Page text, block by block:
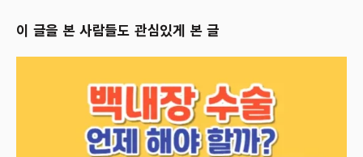
이 글을 본 사람들도 관심있게 본 글